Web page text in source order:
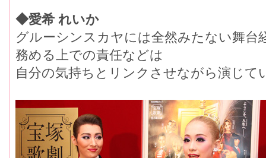
◆愛希 れいか
グルーシンスカヤには全然みたない舞台
務める上での責任などは
自分の気持ちとリンクさせながら演じて